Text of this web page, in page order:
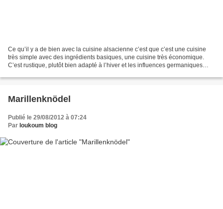
Ce qu’il y a de bien avec la cuisine alsacienne c’est que c’est une cuisine
très simple avec des ingrédients basiques, une cuisine très économique.
C’est rustique, plutôt bien adapté à l’hiver et les influences germaniques
Marillenknödel
Publié le 29/08/2012 à 07:24
Par loukoum blog